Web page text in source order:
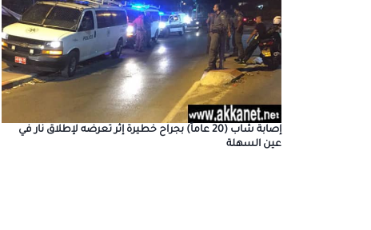
إصابة شاب (20 عاماً) بجراح خطيرة إثر تعرضه لإطلاق نار في
عين السهلة